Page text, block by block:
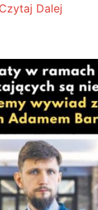
Czytaj Dalej